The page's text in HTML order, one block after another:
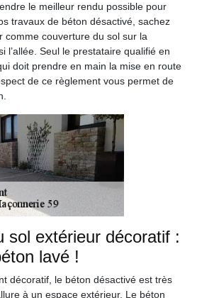
le meilleur rendu possible pour
travaux de béton désactivé, sachez
comme couverture du sol sur la
l’allée. Seul le prestataire qualifié en
doit prendre en main la mise en route
de ce règlement vous permet de
sol extérieur décoratif :
lavé !
décoratif, le béton désactivé est très
à un espace extérieur. Le béton